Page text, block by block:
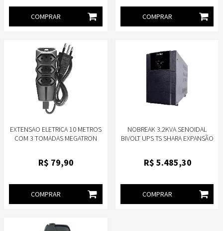
COMPRAR COMPRAR
EXTENSAO ELETRICA 10 METROS
COM 3 TOMADAS MEGATRON
R$ 79,90
COMPRAR
NOBREAK 3.2KVA SENOIDAL
BIVOLT UPS TS SHARA EXPANSÃO
R$ 5.485,30
COMPRAR